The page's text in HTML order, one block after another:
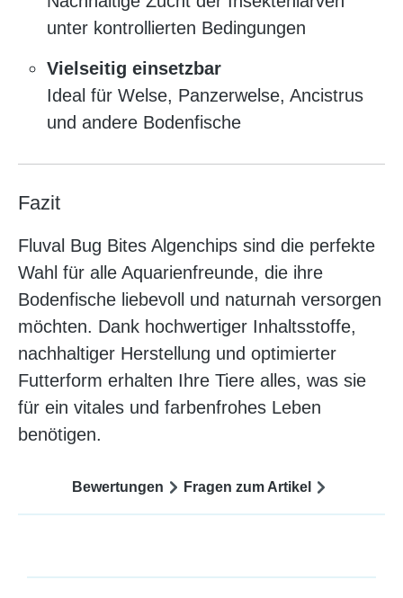
unter kontrollierten Bedingungen
Vielseitig einsetzbar
Ideal für Welse, Panzerwelse, Ancistrus
und andere Bodenfische
Fazit
Fluval Bug Bites Algenchips sind die perfekte
Wahl für alle Aquarienfreunde, die ihre
Bodenfische liebevoll und naturnah versorgen
möchten. Dank hochwertiger Inhaltsstoffe,
nachhaltiger Herstellung und optimierter
Futterform erhalten Ihre Tiere alles, was sie
für ein vitales und farbenfrohes Leben
benötigen.
Bewertungen Fragen zum Artikel